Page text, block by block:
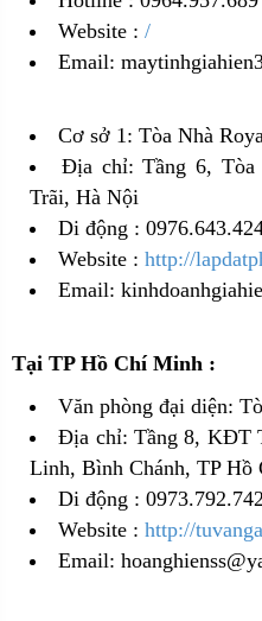
Website : /
Email:
Cơ sở 1: Tòa Nhà
Địa chỉ: Tầng 6, Tòa
Trãi, Hà Nội
Di động :
Website : http://
Email:
Tại TP Hồ Chí Minh :
Văn phòng đại diện:
Địa chỉ: Tầng 8, KĐT
Linh, Bình Chánh, TP Hồ
Di động : 0973.792.742
Website : http://
Email: